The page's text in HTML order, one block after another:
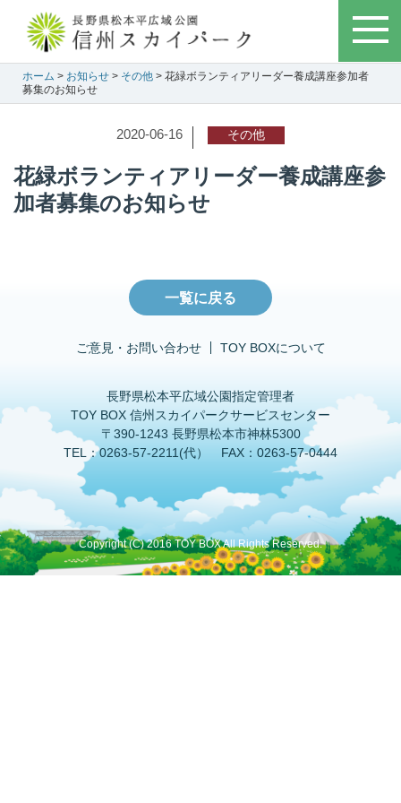
ホーム > お知らせ > その他 > 花緑ボランティアリーダー養成講座参加者
募集のお知らせ
2020-06-16 その他
花緑ボランティアリーダー養成講座参
加者募集のお知らせ
一覧に戻る
ご意見・お問い合わせ TOY BOXについて
長野県松本平広域公園指定管理者
TOY BOX 信州スカイパークサービスセンター
〒390-1243 長野県松本市神林5300
TEL：0263-57-2211(代） FAX：0263-57-0444
Copyright (C) 2016 TOY BOX All Rights Reserved.